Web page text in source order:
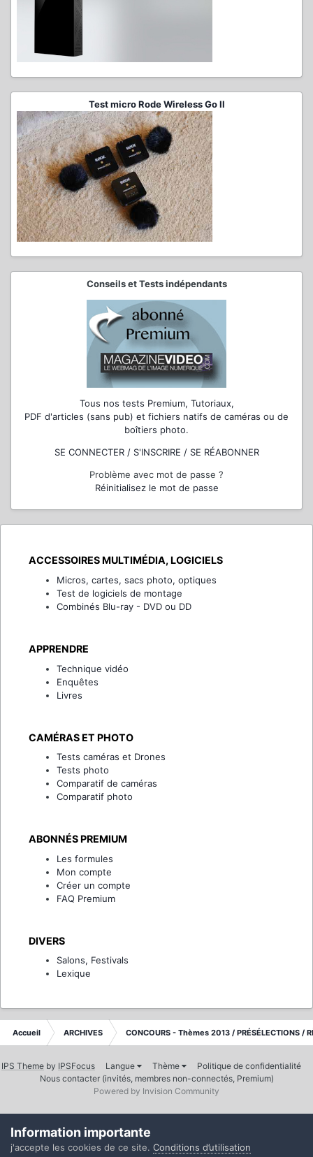
Test micro Rode Wireless Go II
Conseils et Tests indépendants
Tous nos tests Premium, Tutoriaux,
PDF d'articles (sans pub) et fichiers natifs de caméras ou de
boîtiers photo.
SE CONNECTER / S'INSCRIRE / SE RÉABONNER
Problème avec mot de passe ?
Réinitialisez le mot de passe
ACCESSOIRES MULTIMÉDIA, LOGICIELS
Micros, cartes, sacs photo, optiques
Test de logiciels de montage
Combinés Blu-ray - DVD ou DD
APPRENDRE
Technique vidéo
Enquêtes
Livres
CAMÉRAS ET PHOTO
Tests caméras et Drones
Tests photo
Comparatif de caméras
Comparatif photo
ABONNÉS PREMIUM
Les formules
Mon compte
Créer un compte
FAQ Premium
DIVERS
Salons, Festivals
Lexique
Accueil ARCHIVES CONCOURS - Thèmes 2013 / PRÉSÉLECTIONS /
IPS Theme by IPSFocus Langue Thème
Politique de confidentialité
Nous contacter (invités, membres non-connectés, Premium)
Powered by Invision Community
Information importante
j'accepte les cookies de ce site. Conditions d’utilisation